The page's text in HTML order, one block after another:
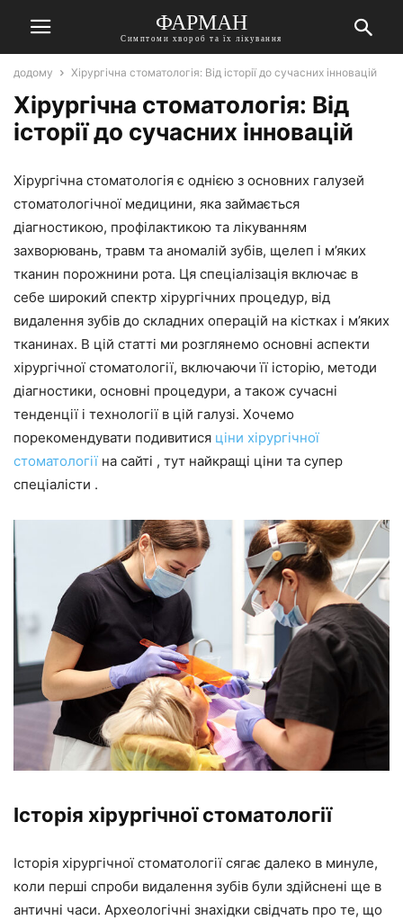
ФАРМАН
Симптоми хвороб та їх лікування
додому Хірургічна стоматологія: Від історії до сучасних інновацій
Хірургічна стоматологія: Від
історії до сучасних інновацій
Хірургічна стоматологія є однією з основних галузей
стоматологічної медицини, яка займається
діагностикою, профілактикою та лікуванням
захворювань, травм та аномалій зубів, щелеп і м’яких
тканин порожнини рота. Ця спеціалізація включає в
себе широкий спектр хірургічних процедур, від
видалення зубів до складних операцій на кістках і м’яких
тканинах. В цій статті ми розглянемо основні аспекти
хірургічної стоматології, включаючи її історію, методи
діагностики, основні процедури, а також сучасні
тенденції і технології в цій галузі. Хочемо
порекомендувати подивитися ціни хірургічної
стоматології на сайті , тут найкращі ціни та супер
спеціалісти .
Історія хірургічної стоматології
Історія хірургічної стоматології сягає далеко в минуле,
коли перші спроби видалення зубів були здійснені ще в
античні часи. Археологічні знахідки свідчать про те, що